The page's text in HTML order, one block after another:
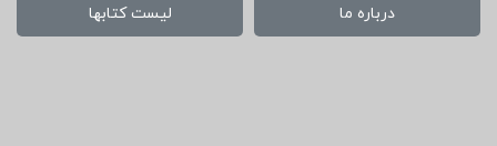
درباره ما لیست کتابها